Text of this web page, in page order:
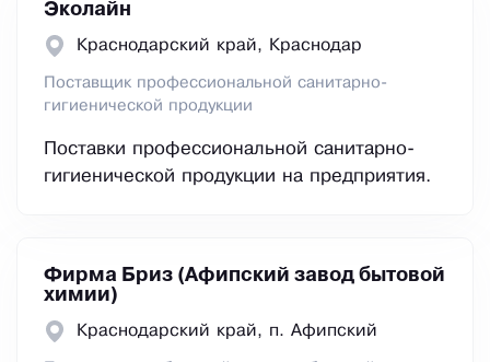
Эколайн
Краснодарский край, Краснодар
Поставщик профессиональной санитарно-
гигиенической продукции
Поставки профессиональной санитарно-
гигиенической продукции на предприятия.
Фирма Бриз (Афипский завод бытовой
химии)
Краснодарский край, п. Афипский